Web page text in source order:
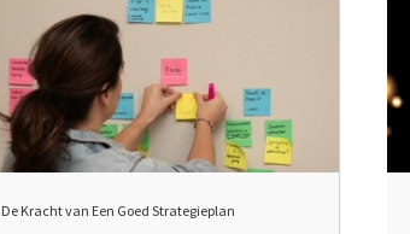
De Kracht van Een Goed Strategieplan